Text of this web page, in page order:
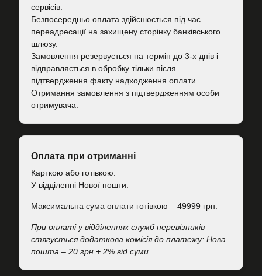
сервісів.
Безпосередньо оплата здійснюється під час
переадресації на захищену сторінку банківського
шлюзу.
Замовлення резервується на термін до 3-х днів і
відправляється в обробку тільки після
підтвердження факту надходження оплати.
Отримання замовлення з підтвердженням особи
отримувача.
Оплата при отриманні
Карткою або готівкою.
У відділенні Нової пошти.
Максимальна сума оплати готівкою – 49999 грн.
При оплаті у відділеннях служб перевізників
стягується додаткова комісія до платежу: Нова
пошта – 20 грн + 2% від суми.